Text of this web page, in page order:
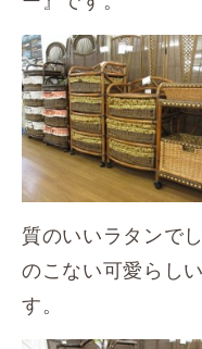
質のいいラタンで
のこない可愛らし
す。